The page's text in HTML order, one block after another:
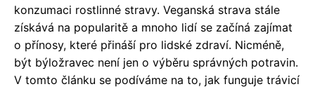
konzumaci rostlinné stravy. Veganská strava stále
získává na popularitě a mnoho lidí se začíná zajímat
o přínosy, které přináší pro lidské zdraví. Nicméně,
být býložravec není jen o výběru správných potravin.
V tomto článku se podíváme na to, jak funguje trávicí